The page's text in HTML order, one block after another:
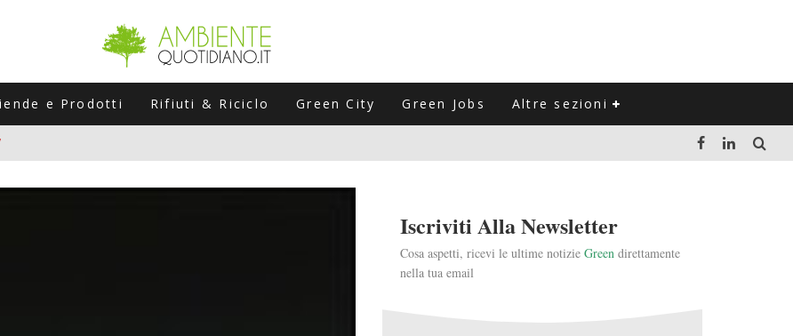
e Prodotti Rifiuti & Riciclo Green City Green Jobs Altre sezioni
STAGIONALI
CHE POSSONO ROVINARTI L’ESTATE (E LA GUIDA PRATICA PER EVITARLI)
DEL FOTOVOLTAICO "PLUG & PLAY" CHE STA CONQUISTANDO L'ITALIA
Iscriviti Alla Newsletter
Cosa aspetti, ricevi le ultime notizie Green direttamente
nella tua email